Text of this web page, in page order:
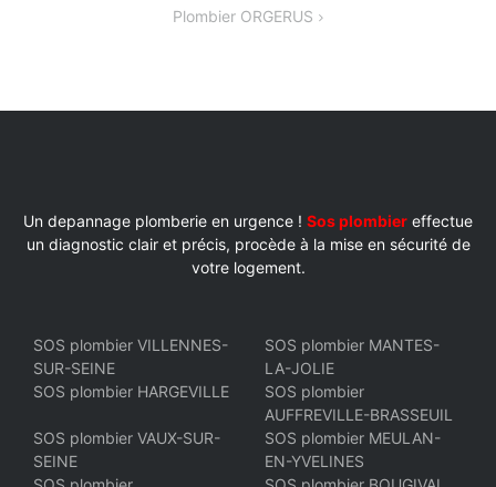
Plombier ORGERUS
Un depannage plomberie en urgence ! Sos plombier effectue
un diagnostic clair et précis, procède à la mise en sécurité de
votre logement.
SOS plombier VILLENNES-
SUR-SEINE
SOS plombier MANTES-
LA-JOLIE
SOS plombier HARGEVILLE
SOS plombier
AUFFREVILLE-BRASSEUIL
SOS plombier VAUX-SUR-
SEINE
SOS plombier MEULAN-
EN-YVELINES